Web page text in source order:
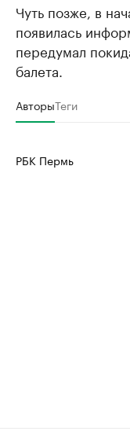
Чуть позже, в
появилась
передумал
балета.
АвторыТеги
РБК Пермь